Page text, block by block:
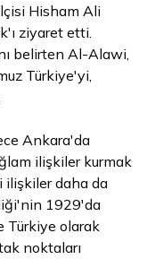
Hisham Ali
ziyaret etti.
belirten Al-Alawi,
Türkiye'yi,
Ankara'da
ilişkiler kurmak
ilişkiler daha da
1929'da
Türkiye olarak
noktaları